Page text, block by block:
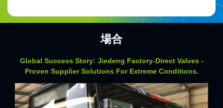
ーキメインバルブ、空気圧源マネージャー、インテリ
ジェントバス排水システム、およびその他の関連製品
質問がございましたら、いつでもお気軽にお問い合わ
せください。
場合
Global Success Story: Jiedeng Factory-Direct Valves -
Proven Supplier Solutions For Extreme Conditions.
電気制御排水弁内蔵